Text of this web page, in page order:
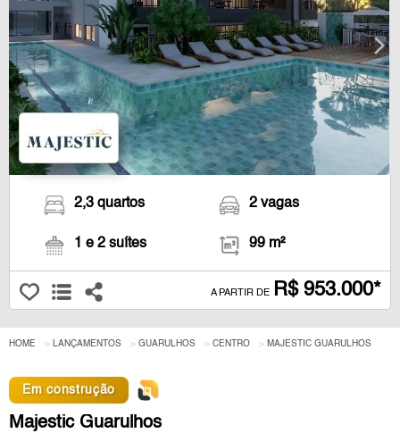
2,3 quartos
1 e 2 suítes
2 vagas
99 m²
A PARTIR DE R$ 953.000*
HOME LANÇAMENTOS GUARULHOS CENTRO MAJESTIC GUARULHOS
Em construção
Majestic Guarulhos